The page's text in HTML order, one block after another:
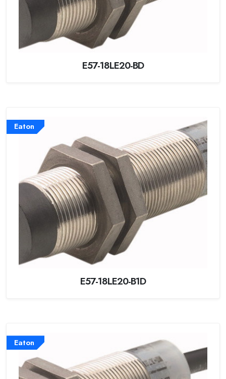
E57-18LE20-BD
Eaton
E57-18LE20-B1D
Eaton